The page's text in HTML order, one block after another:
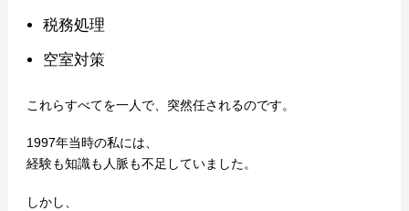
税務処理
空室対策
これらすべてを一人で、突然任されるのです。
1997年当時の私には、
経験も知識も人脈も不足していました。
しかし、